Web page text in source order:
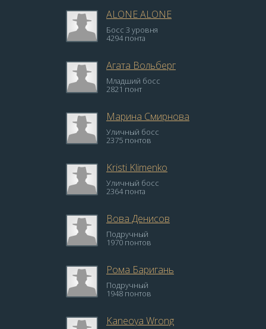
ALONE ALONE
Босс 3 уровня
4294 понта
Агата Вольберг
Младший босс
2821 понт
Марина Смирнова
Уличный босс
2375 понтов
Kristi Klimenko
Уличный босс
2364 понта
Вова Денисов
Подручный
1970 понтов
Рома Баригань
Подручный
1948 понтов
Kaneoya Wrong